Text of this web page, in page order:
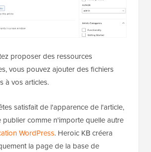
proposer des ressources
vous pouvez ajouter des fichiers
à vos articles.
satisfait de l'apparence de l'article,
publier comme n'importe quelle autre
WordPress. Heroic KB créera
la page de la base de